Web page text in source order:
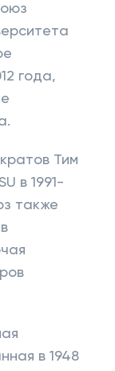
года,
Тим
в 1991-
также
в 1948